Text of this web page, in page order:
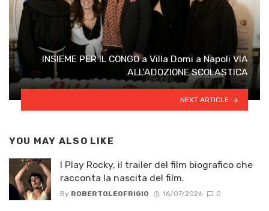
INSIEME PER IL CONGO a Villa Domi a Napoli VIA
ALL’ADOZIONE SCOLASTICA
NEXT ARTICLE
YOU MAY ALSO LIKE
I Play Rocky, il trailer del film biografico che
racconta la nascita del film.
By ROBERTOLEOFRIGIO 16/07/2026 0